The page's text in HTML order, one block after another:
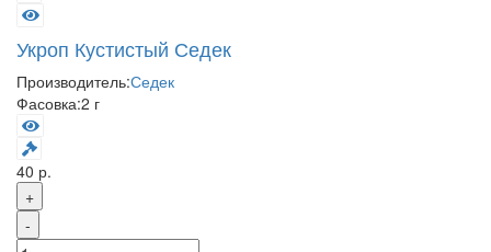
Укроп Кустистый Седек
Производитель:Седек
Фасовка:2 г
40 р.
+
-